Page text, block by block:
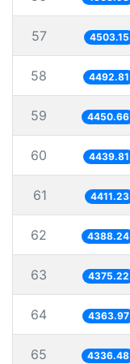
57 4503.15
58 4492.81
59 4450.66
60 4439.81
61 4411.23
62 4388.24
63 4375.22
64 4363.97
65 4336.48